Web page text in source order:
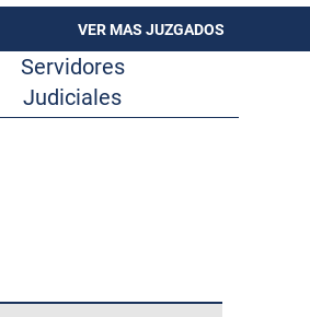
VER MAS JUZGADOS
Servidores
Judiciales